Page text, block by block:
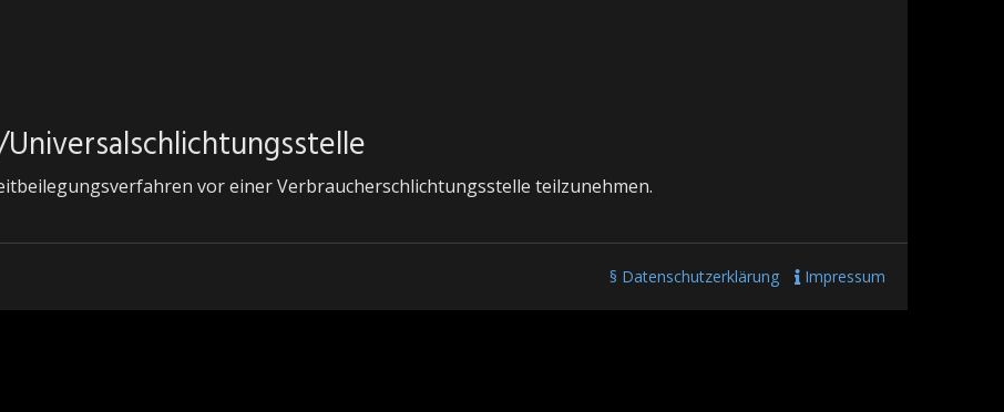
vor einer Verbraucherschlichtungsstelle teilzunehmen.
§ Datenschutzerklärung Impressum